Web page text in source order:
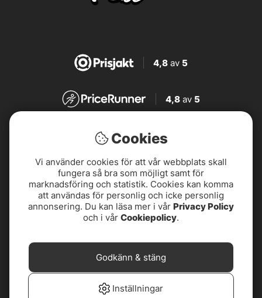
4,8av 5
4,8 av 5
4,7
4,7av5
leveransvillkor
Nyhetsbrev
Cookies
Vi använder cookies för att vår webbplats skall
fungera så bra som möjligt samt för
marknadsföring och statistik. Cookies kan komma
att användas för personlig och icke personlig
annonsering. Du kan läsa mer i vår Privacy Policy
och i vår Cookiepolicy.
Inställningar
Godkänn & stäng